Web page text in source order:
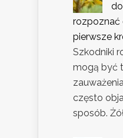
rozpoznać
pierwsze
Szkodniki
mogą być
często
sposób.